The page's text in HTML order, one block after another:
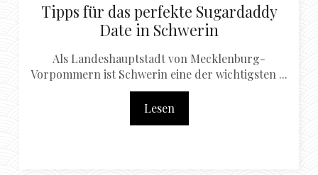
Tipps für das perfekte Sugardaddy
Date in Schwerin
Als Landeshauptstadt von Mecklenburg-
Vorpommern ist Schwerin eine der wichtigsten ...
Lesen